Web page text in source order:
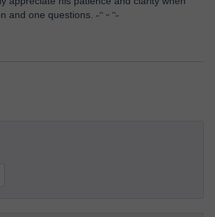
and one questions. ˶ᵔ ᵕ ᵔ˶